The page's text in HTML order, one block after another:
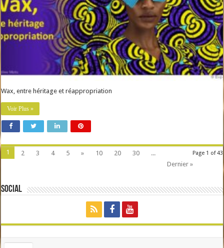
Wax, entre héritage et réappropriation
Voir Plus »
Page 1 of 43
1 2 3 4 5 » 10 20 30
...
Dernier »
Social